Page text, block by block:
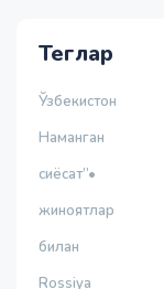
Теглар
Ўзбекистон
Наманган
сиёсат”•
жиноятлар
билан
Rossiya